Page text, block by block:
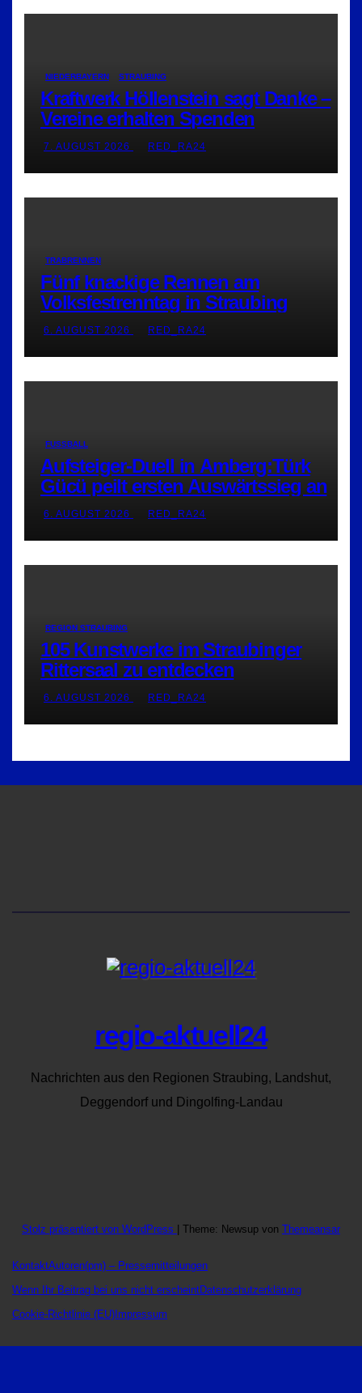
NIEDERBAYERN STRAUBING
Kraftwerk Höllenstein sagt Danke –
Vereine erhalten Spenden
7. AUGUST 2026 RED_RA24
TRABRENNEN
Fünf knackige Rennen am
Volksfestrenntag in Straubing
6. AUGUST 2026 RED_RA24
FUSSBALL
Aufsteiger-Duell in Amberg:Türk
Gücü peilt ersten Auswärtssieg an
6. AUGUST 2026 RED_RA24
REGION STRAUBING
105 Kunstwerke im Straubinger
Rittersaal zu entdecken
6. AUGUST 2026 RED_RA24
regio-aktuell24
Nachrichten aus den Regionen Straubing, Landshut,
Deggendorf und Dingolfing-Landau
Stolz präsentiert von WordPress Theme: Newsup von Themeansar
KontaktAutoren(pm) – Pressemitteilungen
Wenn Ihr Beitrag bei uns nicht erscheintDatenschutzerklärung
Cookie-Richtlinie (EU) Impressum